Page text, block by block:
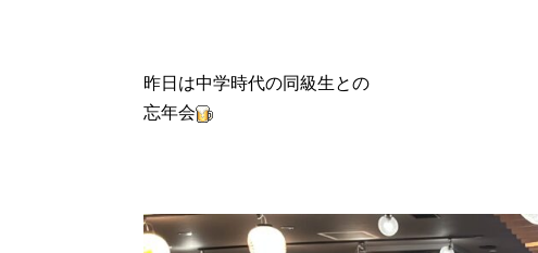
昨日は中学時代の同級生との
忘年会